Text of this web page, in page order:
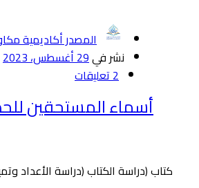
المصدر أكاديمية
نشر في29 أغسطس، 2023
2 تعليقات
أسماء المستحقين
كتاب (دراسة الكتاب (دراسة الأعداد